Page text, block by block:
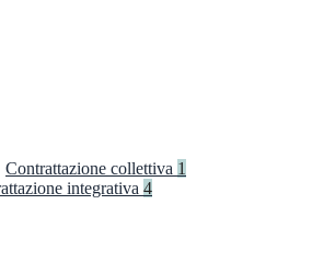
Contrattazione collettiva 1
integrativa 4